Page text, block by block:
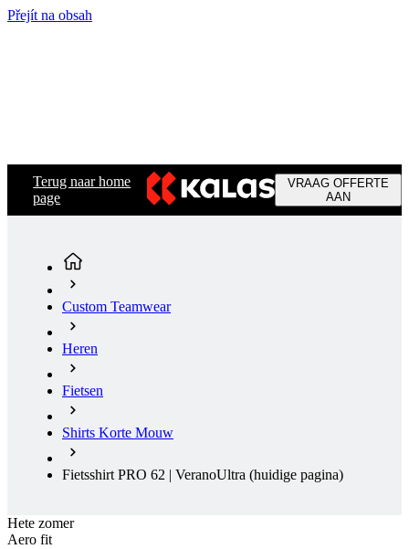
Přejít na obsah
Terug naar home
page
VRAAG OFFERTE
AAN
Custom Teamwear
Heren
Fietsen
Shirts Korte Mouw
Fietsshirt PRO 62 | VeranoUltra (huidige pagina)
Hete zomer
Aero fit